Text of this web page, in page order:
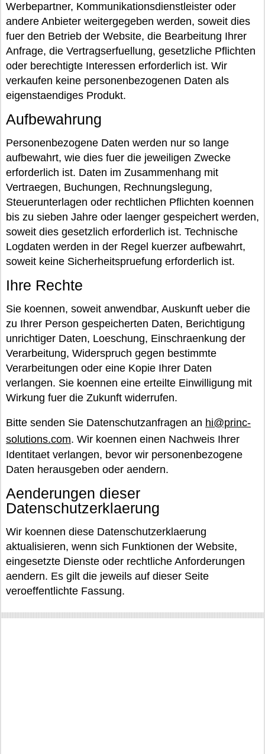
Werbepartner, Kommunikationsdienstleister oder
andere Anbieter weitergegeben werden, soweit dies
fuer den Betrieb der Website, die Bearbeitung Ihrer
Anfrage, die Vertragserfuellung, gesetzliche Pflichten
oder berechtigte Interessen erforderlich ist. Wir
verkaufen keine personenbezogenen Daten als
eigenstaendiges Produkt.
Aufbewahrung
Personenbezogene Daten werden nur so lange
aufbewahrt, wie dies fuer die jeweiligen Zwecke
erforderlich ist. Daten im Zusammenhang mit
Vertraegen, Buchungen, Rechnungslegung,
Steuerunterlagen oder rechtlichen Pflichten koennen
bis zu sieben Jahre oder laenger gespeichert werden,
soweit dies gesetzlich erforderlich ist. Technische
Logdaten werden in der Regel kuerzer aufbewahrt,
soweit keine Sicherheitspruefung erforderlich ist.
Ihre Rechte
Sie koennen, soweit anwendbar, Auskunft ueber die
zu Ihrer Person gespeicherten Daten, Berichtigung
unrichtiger Daten, Loeschung, Einschraenkung der
Verarbeitung, Widerspruch gegen bestimmte
Verarbeitungen oder eine Kopie Ihrer Daten
verlangen. Sie koennen eine erteilte Einwilligung mit
Wirkung fuer die Zukunft widerrufen.
Bitte senden Sie Datenschutzanfragen an hi@princ-
solutions.com. Wir koennen einen Nachweis Ihrer
Identitaet verlangen, bevor wir personenbezogene
Daten herausgeben oder aendern.
Aenderungen dieser
Datenschutzerklaerung
Wir koennen diese Datenschutzerklaerung
aktualisieren, wenn sich Funktionen der Website,
eingesetzte Dienste oder rechtliche Anforderungen
aendern. Es gilt die jeweils auf dieser Seite
veroeffentlichte Fassung.